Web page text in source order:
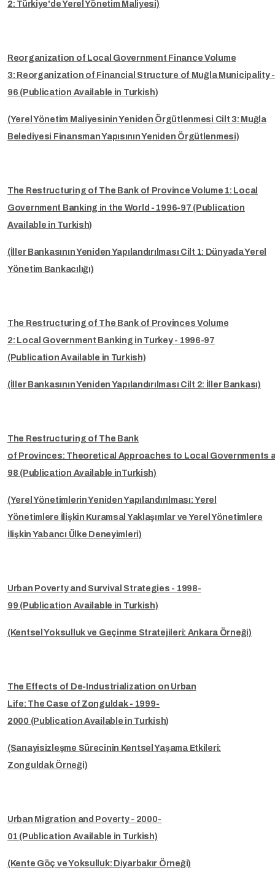
2: Türkiye'de Yerel Yönetim Maliyesi)
Reorganization of Local Government Finance Volume
3: Reorganization of Financial Structure of Muğla Municipality
96 (Publication Available in Turkish)
(Yerel Yönetim Maliyesinin Yeniden Örgütlenmesi Cilt 3: Muğla
Belediyesi Finansman Yapısının Yeniden Örgütlenmesi)
The Restructuring of The Bank of Province Volume 1: Local
Government Banking in the World - 1996-97 (Publication
Available in Turkish)
(İller Bankasının Yeniden Yapılandırılması Cilt 1: Dünyada Yerel
Yönetim Bankacılığı)
The Restructuring of The Bank of Provinces Volume
2: Local Government Banking in Turkey - 1996-97
(Publication Available in Turkish)
(İller Bankasının Yeniden Yapılandırılması Cilt 2: İller Bankası)
The Restructuring of The Bank
of Provinces: Theoretical Approaches to Local Governments
98 (Publication Available inTurkish)
(Yerel Yönetimlerin Yeniden Yapılandırılması: Yerel
Yönetimlere İlişkin Kuramsal Yaklaşımlar ve Yerel Yönetimlere
İlişkin Yabancı Ülke Deneyimleri)
Urban Poverty and Survival Strategies - 1998-
99 (Publication Available in Turkish)
(Kentsel Yoksulluk ve Geçinme Stratejileri: Ankara Örneği)
The Effects of De-Industrialization on Urban
Life: The Case of Zonguldak - 1999-
2000 (Publication Available in Turkish)
(Sanayisizleşme Sürecinin Kentsel Yaşama Etkileri:
Zonguldak Örneği)
Urban Migration and Poverty - 2000-
01 (Publication Available in Turkish)
(Kente Göç ve Yoksulluk: Diyarbakır Örneği)